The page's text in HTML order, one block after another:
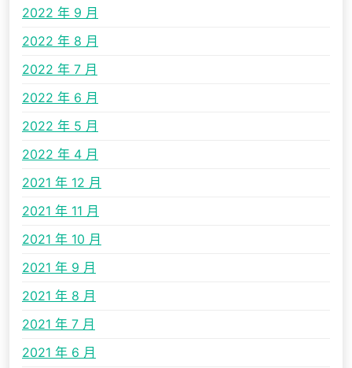
2022 年 9 月
2022 年 8 月
2022 年 7 月
2022 年 6 月
2022 年 5 月
2022 年 4 月
2021 年 12 月
2021 年 11 月
2021 年 10 月
2021 年 9 月
2021 年 8 月
2021 年 7 月
2021 年 6 月